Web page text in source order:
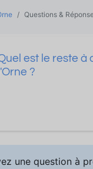
Questions &
est le reste à
l'Orne ?
une question à